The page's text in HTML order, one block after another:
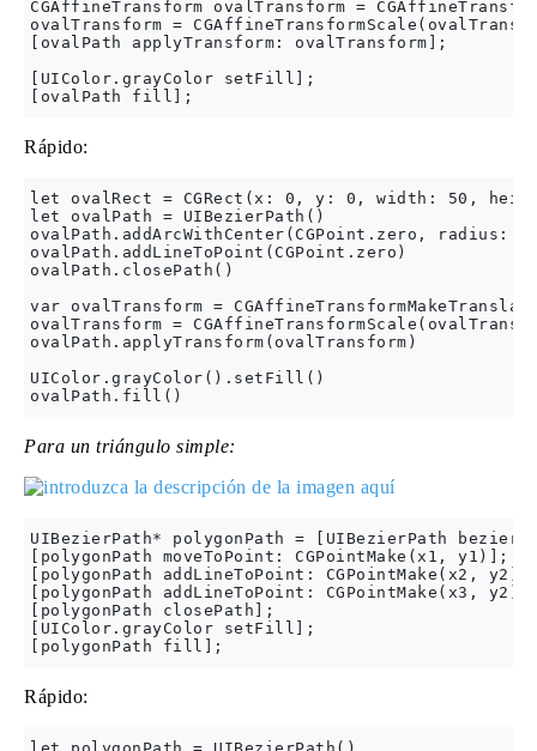
CGAffineTransform ovalTransform =
ovalTransform =
[ovalPath applyTransform: ovalTransform];
[UIColor.grayColor setFill];
Rápido:
let ovalRect = CGRect(x: 0, y: 0, width: 50,
let ovalPath = UIBezierPath()
ovalPath.addArcWithCenter(CGPoint.zero,
ovalPath.addLineToPoint(CGPoint.zero)
ovalPath.closePath()
var ovalTransform =
ovalTransform =
ovalPath.applyTransform(ovalTransform)
UIColor.grayColor().setFill()
Para un triángulo simple:
UIBezierPath* polygonPath = [UIBezierPath
[polygonPath moveToPoint: CGPointMake(x1, y1)];
[polygonPath addLineToPoint: CGPointMake(x2,
[polygonPath addLineToPoint: CGPointMake(x3,
[polygonPath closePath];
[UIColor.grayColor setFill];
Rápido: